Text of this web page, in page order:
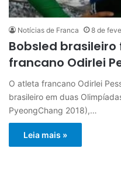
Notícias de Franca 8 de
Bobsled
francano Odirlei
O atleta francano Odirlei
brasileiro em duas
PyeongChang 2018),…
Leia mais »